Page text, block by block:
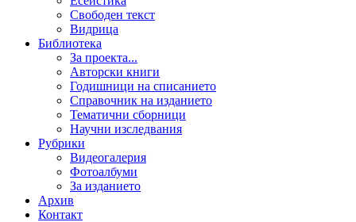
Свободен текст
Видрица
Библиотека
За проекта...
Авторски книги
Годишници на списанието
Справочник на изданието
Тематични сборници
Научни изследвания
Рубрики
Видеогалерия
Фотоалбуми
За изданието
Архив
Контакт